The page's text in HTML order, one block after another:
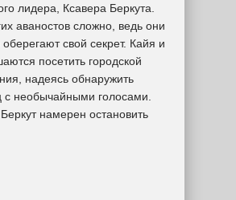
лидера, Ксавера Беркута.
аваностов сложно, ведь они
свой секрет. Кайя и
посетить городской
надеясь обнаружить
с необычайными голосами.
намерен остановить